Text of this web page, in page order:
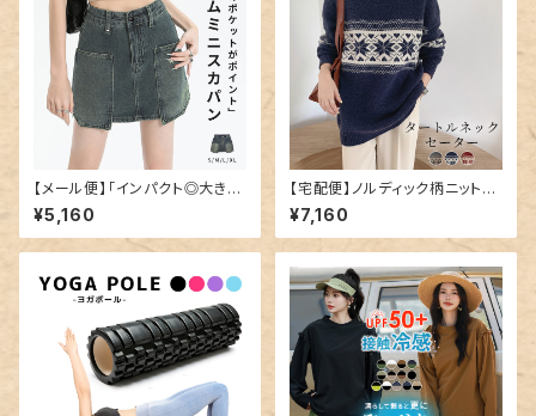
【メール便】「インパクト◎大き目
ポケット」デニム ミニスカート 韓
国ファッション デニムスカート ミ
ニ／skirt070
¥5,160
【宅配便】ノルディック柄ニット／
tops1547
¥7,160